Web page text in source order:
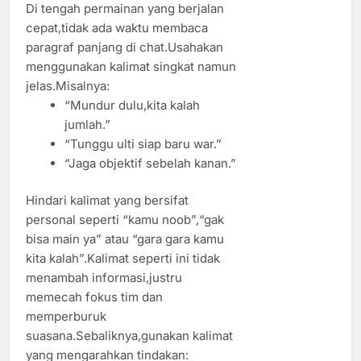
Di tengah permainan yang berjalan
cepat,tidak ada waktu membaca
paragraf panjang di chat.Usahakan
menggunakan kalimat singkat namun
jelas.Misalnya:
“Mundur dulu,kita kalah
jumlah.”
“Tunggu ulti siap baru war.”
“Jaga objektif sebelah kanan.”
Hindari kalimat yang bersifat
personal seperti “kamu noob”,“gak
bisa main ya” atau “gara gara kamu
kita kalah”.Kalimat seperti ini tidak
menambah informasi,justru
memecah fokus tim dan
memperburuk
suasana.Sebaliknya,gunakan kalimat
yang mengarahkan tindakan: